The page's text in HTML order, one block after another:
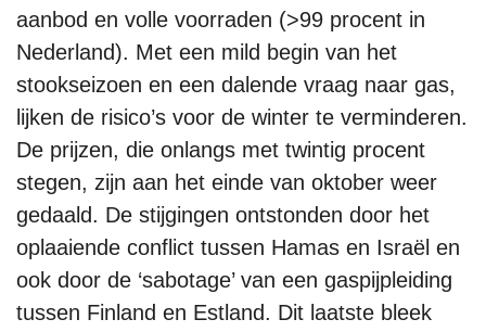
aanbod en volle voorraden (>99 procent in
Nederland). Met een mild begin van het
stookseizoen en een dalende vraag naar gas,
lijken de risico’s voor de winter te verminderen.
De prijzen, die onlangs met twintig procent
stegen, zijn aan het einde van oktober weer
gedaald. De stijgingen ontstonden door het
oplaaiende conflict tussen Hamas en Israël en
ook door de ‘sabotage’ van een gaspijpleiding
tussen Finland en Estland. Dit laatste bleek